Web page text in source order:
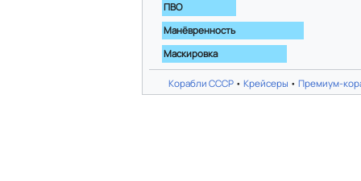
ПВО
Манёвренность
Маскировка
Корабли СССР •Крейсеры •Премиум-